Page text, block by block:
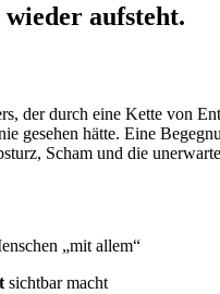
aufsteht.
der durch eine Kette von
gesehen hätte. Eine
Scham und die
„mit allem“
sichtbar macht